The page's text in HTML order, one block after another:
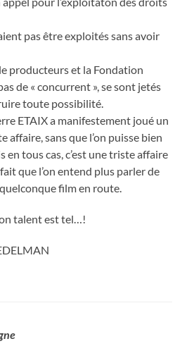
pas être exploités sans avoir
producteurs et la Fondation
de « concurrent », se sont jetés
toute possibilité.
ETAIX a manifestement joué un
affaire, sans que l’on puisse bien
en tous cas, c’est une triste affaire
que l’on entend plus parler de
film en route.
talent est tel…!